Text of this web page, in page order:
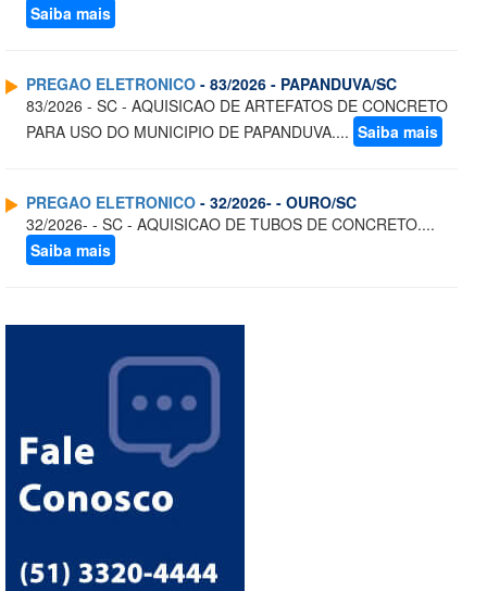
Saiba mais
PREGAO ELETRONICO - 83/2026 - PAPANDUVA/SC
83/2026 - SC - AQUISICAO DE ARTEFATOS DE CONCRETO
PARA USO DO MUNICIPIO DE PAPANDUVA.... Saiba mais
PREGAO ELETRONICO - 32/2026- - OURO/SC
32/2026- - SC - AQUISICAO DE TUBOS DE CONCRETO....
Saiba mais